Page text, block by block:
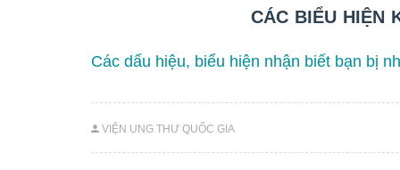
CÁC BIỂU HIỆN
Các dấu hiệu, biểu hiện nhận biết bạn bị
VIỆN UNG THƯ QUỐC GIA